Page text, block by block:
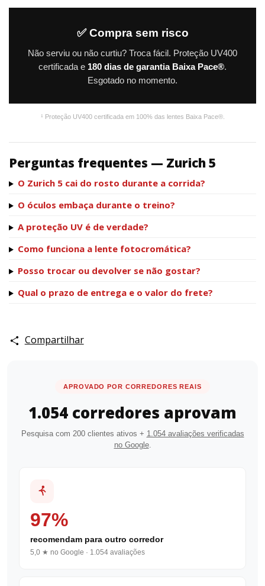
✅ Compra sem risco
Não serviu ou não curtiu? Troca fácil. Proteção UV400
certificada e 180 dias de garantia Baixa Pace®.
Esgotado no momento.
¹ Proteção UV400 certificada em 100% das lentes Baixa Pace®.
Perguntas frequentes — Zurich 5
O Zurich 5 cai do rosto durante a corrida?
O óculos embaça durante o treino?
A proteção UV é de verdade?
Como funciona a lente fotocromática?
Posso trocar ou devolver se não gostar?
Qual o prazo de entrega e o valor do frete?
Compartilhar
APROVADO POR CORREDORES REAIS
1.054 corredores aprovam
Pesquisa com 200 clientes ativos + 1.054 avaliações verificadas
no Google.
97%
recomendam para outro corredor
5,0 ★ no Google · 1.054 avaliações